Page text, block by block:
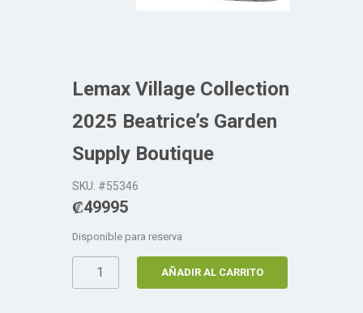
Lemax Village Collection
2025 Beatrice’s Garden
Supply Boutique
SKU: #55346
₡49995
Disponible para reserva
AÑADIR AL CARRITO